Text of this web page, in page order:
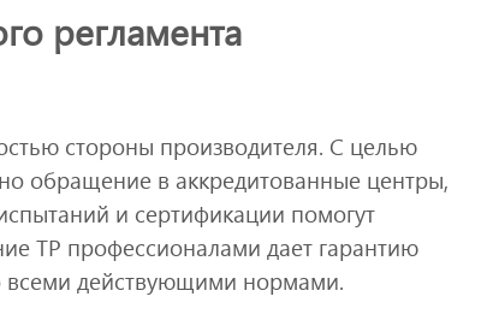
регламента
стороны производителя. С целью
обращение в аккредитованные центры,
и сертификации помогут
ТР профессионалами дает гарантию
всеми действующими нормами.